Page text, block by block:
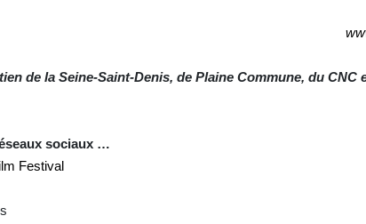
de la Seine-Saint-Denis, de Plaine Commune, du CNC
sociaux …
Festival